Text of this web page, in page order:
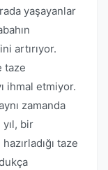
yaşayanlar
artırıyor.
taze
ihmal etmiyor.
zamanda
bir
taze